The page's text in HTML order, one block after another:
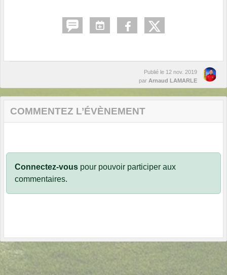
Publié le 12 nov. 2019
par Arnaud LAMARLE
COMMENTEZ L’ÉVÈNEMENT
Connectez-vous pour pouvoir participer aux
commentaires.